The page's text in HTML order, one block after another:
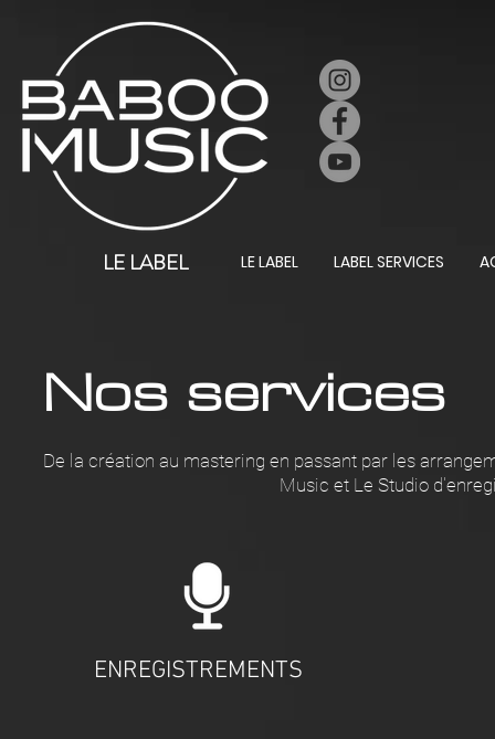
LE LABEL LABEL SERVICES
LE LABEL
Nos services
De la création au mastering en passant par les
Music et Le Studio
ENREGISTREMENTS